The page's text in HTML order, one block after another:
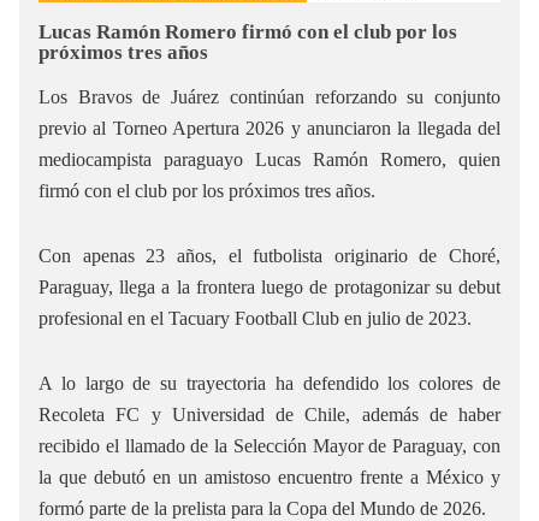
Lucas Ramón Romero firmó con el club por los
próximos tres años
Los Bravos de Juárez continúan reforzando su conjunto
previo al Torneo Apertura 2026 y anunciaron la llegada del
mediocampista paraguayo Lucas Ramón Romero, quien
firmó con el club por los próximos tres años.
Con apenas 23 años, el futbolista originario de Choré,
Paraguay, llega a la frontera luego de protagonizar su debut
profesional en el Tacuary Football Club en julio de 2023.
A lo largo de su trayectoria ha defendido los colores de
Recoleta FC y Universidad de Chile, además de haber
recibido el llamado de la Selección Mayor de Paraguay, con
la que debutó en un amistoso encuentro frente a México y
formó parte de la prelista para la Copa del Mundo de 2026.